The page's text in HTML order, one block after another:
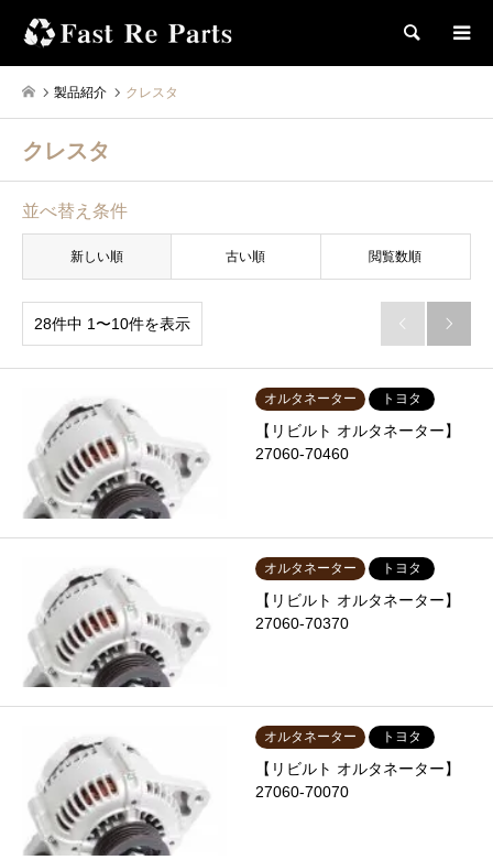
検索
製品紹介 クレスタ
クレスタ
並べ替え条件
新しい順 古い順 閲覧数順
28件中 1〜10件を表示  
オルタネーター トヨタ
【リビルト オルタネーター】
27060-70460
オルタネーター トヨタ
【リビルト オルタネーター】
27060-70370
オルタネーター トヨタ
【リビルト オルタネーター】
27060-70070